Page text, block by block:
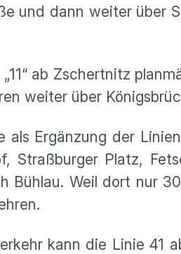
und dann weiter über
ab Zschertnitz
weiter über
als Ergänzung der
Straßburger Platz,
Bühlau. Weil dort nur
kann die Linie 41